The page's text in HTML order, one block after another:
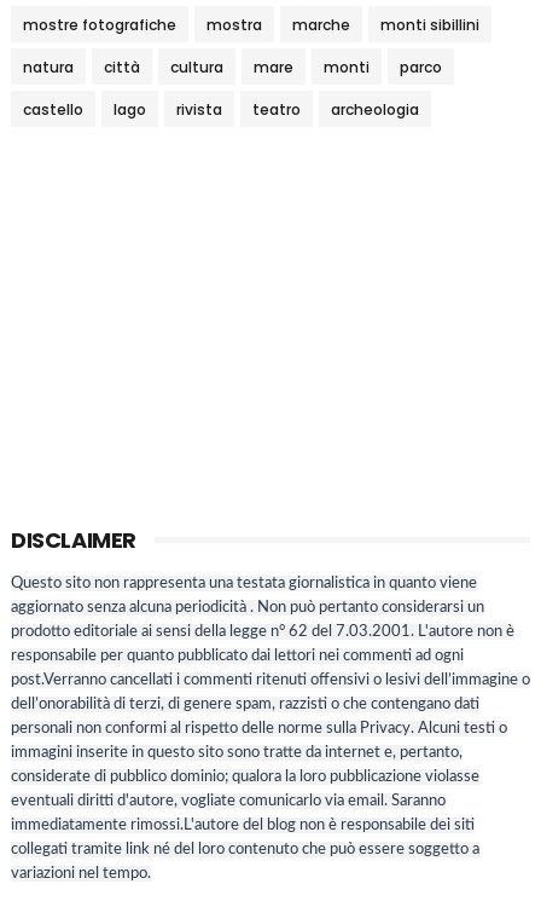
mostre fotografiche mostra marche monti sibillini
natura città cultura mare monti parco
castello lago rivista teatro archeologia
DISCLAIMER
Questo sito non rappresenta una testata giornalistica in quanto viene
aggiornato senza alcuna periodicità . Non può pertanto considerarsi un
prodotto editoriale ai sensi della legge n° 62 del 7.03.2001. L'autore non è
responsabile per quanto pubblicato dai lettori nei commenti ad ogni
post.Verranno cancellati i commenti ritenuti offensivi o lesivi dell’immagine o
dell’onorabilità di terzi, di genere spam, razzisti o che contengano dati
personali non conformi al rispetto delle norme sulla Privacy. Alcuni testi o
immagini inserite in questo sito sono tratte da internet e, pertanto,
considerate di pubblico dominio; qualora la loro pubblicazione violasse
eventuali diritti d'autore, vogliate comunicarlo via email. Saranno
immediatamente rimossi.L'autore del blog non è responsabile dei siti
collegati tramite link né del loro contenuto che può essere soggetto a
variazioni nel tempo.